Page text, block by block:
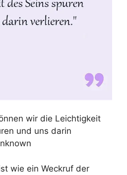
wir die Leichtigkeit
und uns darin
wie ein Weckruf der